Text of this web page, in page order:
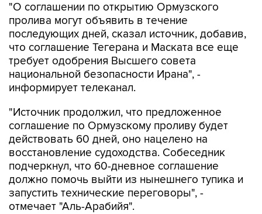
"О соглашении по открытию Ормузского
пролива могут объявить в течение
последующих дней, сказал источник, добавив,
что соглашение Тегерана и Маската все еще
требует одобрения Высшего совета
национальной безопасности Ирана", -
информирует телеканал.
"Источник продолжил, что предложенное
соглашение по Ормузскому проливу будет
действовать 60 дней, оно нацелено на
восстановление судоходства. Собеседник
подчеркнул, что 60-дневное соглашение
должно помочь выйти из нынешнего тупика и
запустить технические переговоры", -
отмечает "Аль-Арабийя".